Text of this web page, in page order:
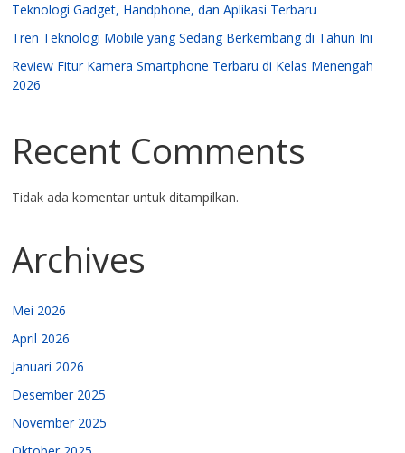
Teknologi Gadget, Handphone, dan Aplikasi Terbaru
Tren Teknologi Mobile yang Sedang Berkembang di Tahun Ini
Review Fitur Kamera Smartphone Terbaru di Kelas Menengah
2026
Recent Comments
Tidak ada komentar untuk ditampilkan.
Archives
Mei 2026
April 2026
Januari 2026
Desember 2025
November 2025